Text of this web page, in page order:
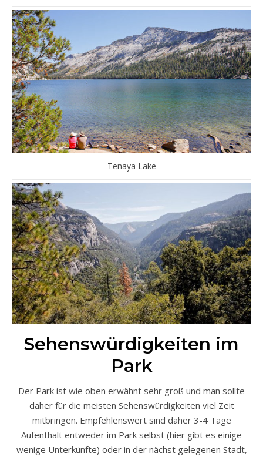
Tenaya Lake
Sehenswürdigkeiten im
Park
Der Park ist wie oben erwähnt sehr groß und man sollte
daher für die meisten Sehenswürdigkeiten viel Zeit
mitbringen. Empfehlenswert sind daher 3-4 Tage
Aufenthalt entweder im Park selbst (hier gibt es einige
wenige Unterkünfte) oder in der nächst gelegenen Stadt,